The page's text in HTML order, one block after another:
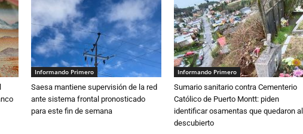
Informando Primero
Saesa mantiene supervisión de la red
ante sistema frontal pronosticado
para este fin de semana
Informando Primero
Sumario sanitario contra Cementerio
Católico de Puerto Montt: piden
identificar osamentas que quedaron al
descubierto